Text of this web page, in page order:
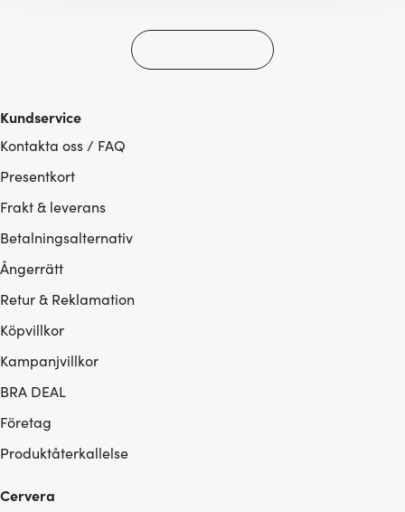
som du vill dela med dig av.
Kundservice
Kontakta oss / FAQ
Presentkort
Frakt & leverans
Betalningsalternativ
Ångerrätt
Retur & Reklamation
Köpvillkor
Kampanjvillkor
BRA DEAL
Företag
Produktåterkallelse
Cervera